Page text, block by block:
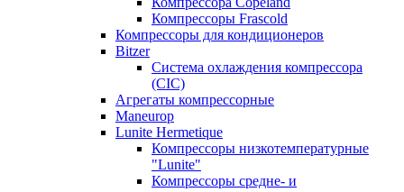
Компрессоры Frascold
Компрессоры для кондиционеров
Bitzer
Система охлаждения компрессора
(CIC)
Агрегаты компрессорные
Maneurop
Lunite Hermetique
Компрессоры низкотемпературные
"Lunite"
Компрессоры средне- и